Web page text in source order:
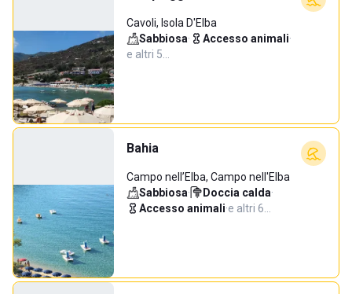
Cavoli, Isola D'Elba
Sabbiosa· Accesso animali·
e altri 5…
Bahia
Campo nell’Elba, Campo nell'Elba
Sabbiosa· Doccia calda·
Accesso animali·e altri 6…